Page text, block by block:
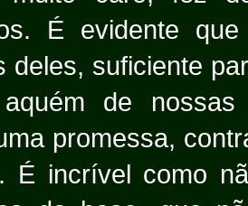
É evidente
deles, suficiente
de
promessa,
É incrível como